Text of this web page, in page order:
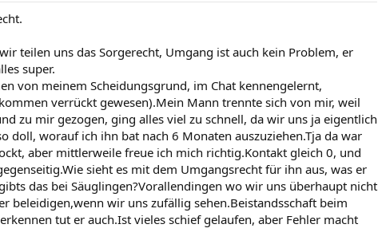
teilen uns das Sorgerecht, Umgang ist auch kein Problem, er
super.
von meinem Scheidungsgrund, im Chat kennengelernt,
verrückt gewesen).Mein Mann trennte sich von mir, weil
zu mir gezogen, ging alles viel zu schnell, da wir uns ja eigentlich
doll, worauf ich ihn bat nach 6 Monaten auszuziehen.Tja da war
aber mittlerweile freue ich mich richtig.Kontakt gleich 0, und
sieht es mit dem Umgangsrecht für ihn aus, was er
das bei Säuglingen?Vorallendingen wo wir uns überhaupt nicht
beleidigen,wenn wir uns zufällig sehen.Beistandsschaft beim
tut er auch.Ist vieles schief gelaufen, aber Fehler macht